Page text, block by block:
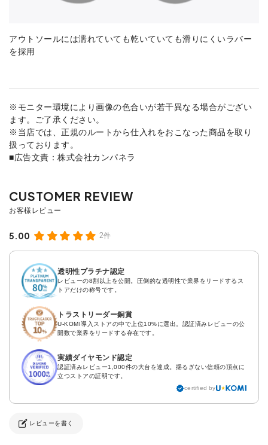
アウトソールには濡れていても乾いていても滑りにくいラバー
を採用
※モニター環境により画像の色合いが若干異なる場合がござい
ます。ご了承ください。
※当店では、正規のルートから仕入れをおこなった商品を取り
扱っております。
■広告文責：株式会社カンパネラ
5.00 2件
透明性プラチナ認定
レビューの8割以上を公開。圧倒的な透明性で業界をリードするス
トアだけの称号です。
トラストリーダー銅賞
U-KOMI導入ストアの中で上位10%に選出。認証済みレビューの公
開数で業界をリードする存在です。
実績ダイヤモンド認定
認証済みレビュー1,000件の大台を達成。揺るぎない信頼の頂点に
立つストアの証明です。
certified by
レビューを書く